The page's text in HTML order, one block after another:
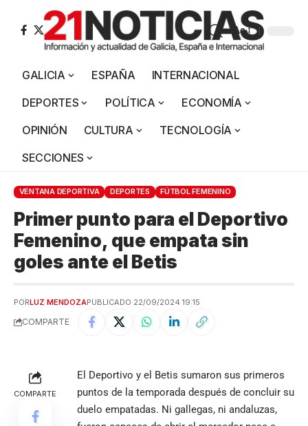
Aa
GALICIA ESPAÑA
INTERNACIONAL
DEPORTES
POLÍTICA
ECONOMÍA
OPINIÓN
CULTURA
TECNOLOGÍA
SECCIONES
VENTANA DEPORTIVA DEPORTES FÚTBOL FEMENINO
Primer punto para el Deportivo
Femenino, que empata sin
goles ante el Betis
PORLUZ MENDOZAPUBLICADO 22/09/2024 19:15
COMPARTE
COMPARTE
El Deportivo y el Betis sumaron sus primeros
puntos de la temporada después de concluir su
duelo empatadas. Ni gallegas, ni andaluzas,